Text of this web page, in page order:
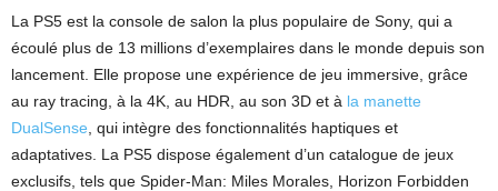
La PS5 est la console de salon la plus populaire de Sony, qui a
écoulé plus de 13 millions d’exemplaires dans le monde depuis son
lancement. Elle propose une expérience de jeu immersive, grâce
au ray tracing, à la 4K, au HDR, au son 3D et à la manette
DualSense , qui intègre des fonctionnalités haptiques et
adaptatives. La PS5 dispose également d’un catalogue de jeux
exclusifs, tels que Spider-Man: Miles Morales, Horizon Forbidden